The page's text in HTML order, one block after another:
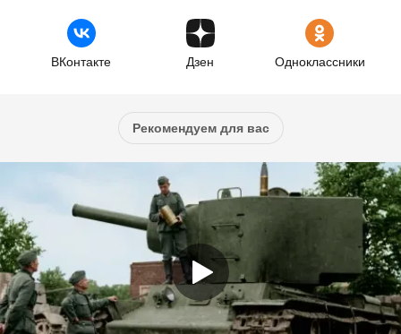
ВКонтакте Дзен Одноклассники
Рекомендуем для вас